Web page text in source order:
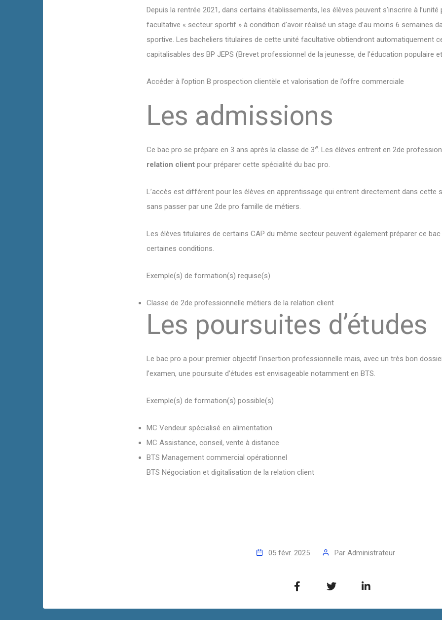
Depuis la rentrée 2021, dans certains établissements, les élèves peuvent s’inscrire à
facultative « secteur sportif » à condition d’avoir réalisé un stage d’au moins 6 semaines
sportive. Les bacheliers titulaires de cette unité facultative obtiendront automatiquement
capitalisables des BP JEPS (Brevet professionnel de la jeunesse, de l’éducation populaire
Accéder à l’option B prospection clientèle et valorisation de l’offre commerciale
Les admissions
Ce bac pro se prépare en 3 ans après la classe de 3e. Les élèves entrent en 2de
relation client pour préparer cette spécialité du bac pro.
L’accès est différent pour les élèves en apprentissage qui entrent directement dans cette
sans passer par une 2de pro famille de métiers.
Les élèves titulaires de certains CAP du même secteur peuvent également préparer ce
certaines conditions.
Exemple(s) de formation(s) requise(s)
Classe de 2de professionnelle métiers de la relation client
Les poursuites d’études
Le bac pro a pour premier objectif l’insertion professionnelle mais, avec un très bon
l’examen, une poursuite d’études est envisageable notamment en BTS.
Exemple(s) de formation(s) possible(s)
MC Vendeur spécialisé en alimentation
MC Assistance, conseil, vente à distance
BTS Management commercial opérationnel
BTS Négociation et digitalisation de la relation client
05 févr. 2025 Par Administrateur